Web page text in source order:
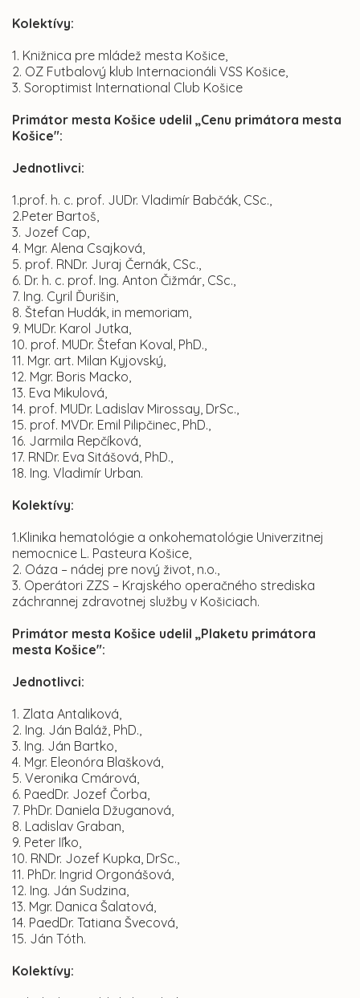
Kolektívy:
1. Knižnica pre mládež mesta Košice,
2. OZ Futbalový klub Internacionáli VSS Košice,
3. Soroptimist International Club Košice
Primátor mesta Košice udelil „Cenu primátora mesta
Košice":
Jednotlivci:
1.prof. h. c. prof. JUDr. Vladimír Babčák, CSc.,
2.Peter Bartoš,
3. Jozef Cap,
4. Mgr. Alena Csajková,
5. prof. RNDr. Juraj Černák, CSc.,
6. Dr. h. c. prof. Ing. Anton Čižmár, CSc.,
7. Ing. Cyril Ďurišin,
8. Štefan Hudák, in memoriam,
9. MUDr. Karol Jutka,
10. prof. MUDr. Štefan Koval, PhD.,
11. Mgr. art. Milan Kyjovský,
12. Mgr. Boris Macko,
13. Eva Mikulová,
14. prof. MUDr. Ladislav Mirossay, DrSc.,
15. prof. MVDr. Emil Pilipčinec, PhD.,
16. Jarmila Repčíková,
17. RNDr. Eva Sitášová, PhD.,
18. Ing. Vladimír Urban.
Kolektívy:
1.Klinika hematológie a onkohematológie Univerzitnej
nemocnice L. Pasteura Košice,
2. Oáza – nádej pre nový život, n.o.,
3. Operátori ZZS – Krajského operačného strediska
záchrannej zdravotnej služby v Košiciach.
Primátor mesta Košice udelil „Plaketu primátora
mesta Košice":
Jednotlivci:
1. Zlata Antaliková,
2. Ing. Ján Baláž, PhD.,
3. Ing. Ján Bartko,
4. Mgr. Eleonóra Blašková,
5. Veronika Cmárová,
6. PaedDr. Jozef Čorba,
7. PhDr. Daniela Džuganová,
8. Ladislav Graban,
9. Peter Iľko,
10. RNDr. Jozef Kupka, DrSc.,
11. PhDr. Ingrid Orgonášová,
12. Ing. Ján Sudzina,
13. Mgr. Danica Šalatová,
14. PaedDr. Tatiana Švecová,
15. Ján Tóth.
Kolektívy: